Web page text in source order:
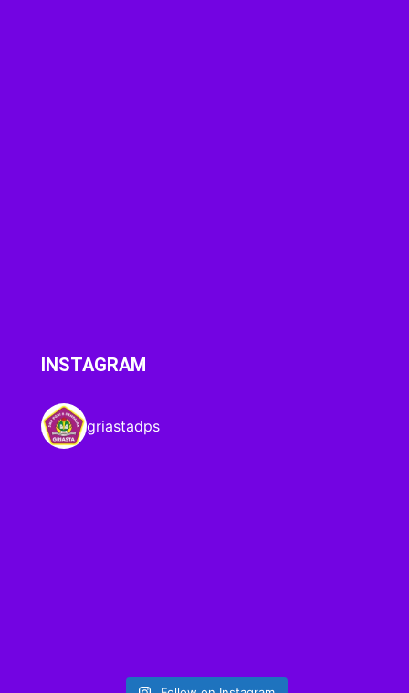
INSTAGRAM
griastadps